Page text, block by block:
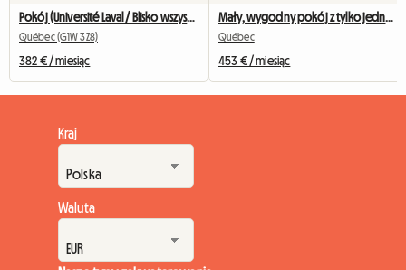
Pokój (Université Laval / Blisko wszystkiego / Transport)
Québec (G1W 3Z8)
382 € / miesiąc
Québec
453 € / miesiąc
Kraj
Waluta